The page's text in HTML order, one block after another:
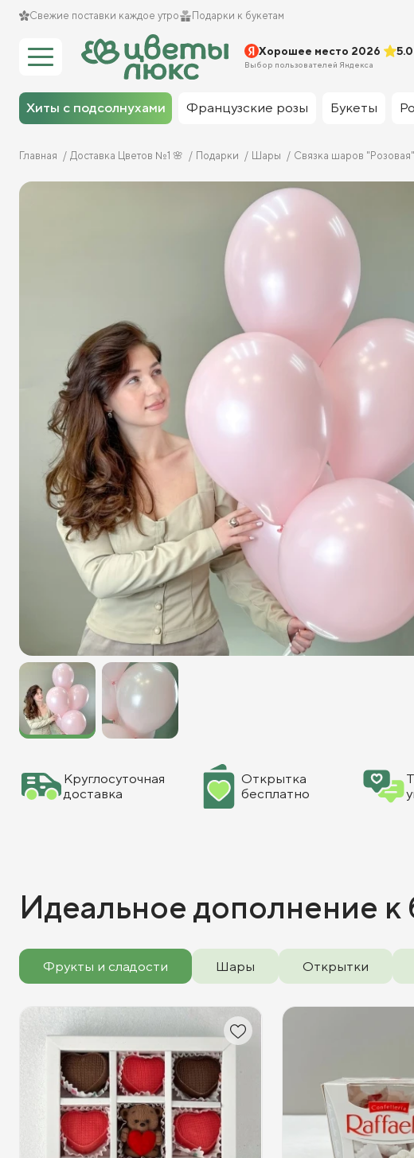
Свежие поставки каждое утро Подарки к букетам
Хорошее место 2026 5.0
Выбор пользователей Яндекса
Хиты с подсолнухами Французские розы Букеты
Главная Доставка Цветов №1 🌸 Подарки Шары Связка шаров "Розовая"
Круглосуточная
доставка
Открытка
бесплатно
Идеальное дополнение к
Фрукты и сладости Шары Открытки